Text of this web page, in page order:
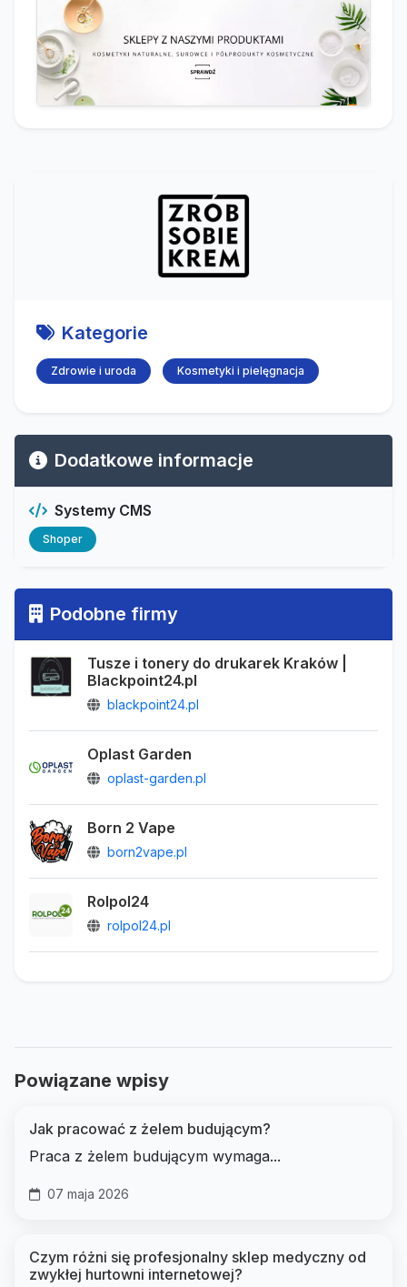
Kategorie
Zdrowie i uroda Kosmetyki i pielęgnacja
Dodatkowe informacje
Systemy CMS
Shoper
Podobne firmy
Tusze i tonery do drukarek Kraków |
Blackpoint24.pl
blackpoint24.pl
Oplast Garden
oplast-garden.pl
Born 2 Vape
born2vape.pl
Rolpol24
rolpol24.pl
Powiązane wpisy
Jak pracować z żelem budującym?
Praca z żelem budującym wymaga...
07 maja 2026
Czym różni się profesjonalny sklep medyczny od
zwykłej hurtowni internetowej?